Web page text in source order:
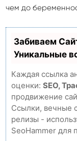
чем до
Забиваем
Уникальные
Каждая ссылка
оценки: SEO,
продвижение
Ссылки, вечные
релизы -
SeoHammer для